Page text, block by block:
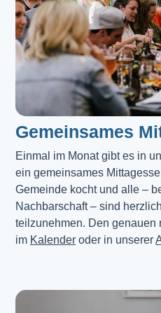
Gemeinsames
Einmal im Monat gibt es in
ein gemeinsames
Gemeinde kocht und alle –
Nachbarschaft – sind
teilzunehmen. Den genauen
im Kalender oder in unserer